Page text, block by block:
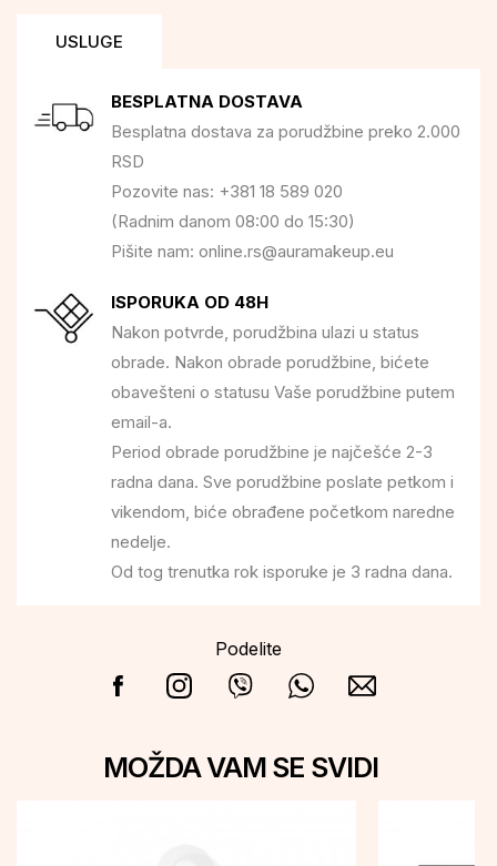
USLUGE
BESPLATNA DOSTAVA
Besplatna dostava za porudžbine preko 2.000
RSD
Pozovite nas: +381 18 589 020
(Radnim danom 08:00 do 15:30)
Pišite nam: online.rs@auramakeup.eu
ISPORUKA OD 48H
Nakon potvrde, porudžbina ulazi u status
obrade. Nakon obrade porudžbine, bićete
obavešteni o statusu Vaše porudžbine putem
email-a.
Period obrade porudžbine je najčešće 2-3
radna dana. Sve porudžbine poslate petkom i
vikendom, biće obrađene početkom naredne
nedelje.
Od tog trenutka rok isporuke je 3 radna dana.
Podelite
MOŽDA VAM SE SVIDI